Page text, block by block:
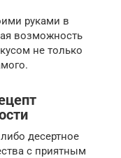
руками в
возможность
не только
десертное
с приятным